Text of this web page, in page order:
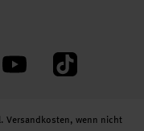
YouTube TikTok
Versandkosten, wenn nicht